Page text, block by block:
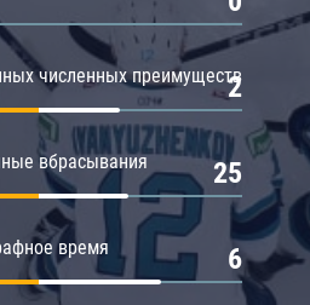
численных преимуществ
2
вбрасывания 25
время 6